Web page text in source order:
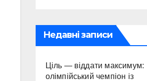
Недавні записи
Ціль — віддати максимум:
олімпійський чемпіон із